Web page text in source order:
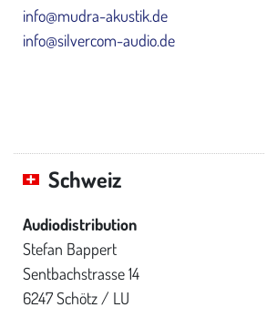
info@mudra-akustik.de
info@silvercom-audio.de
Schweiz
Audiodistribution
Stefan Bappert
Sentbachstrasse 14
6247 Schötz / LU